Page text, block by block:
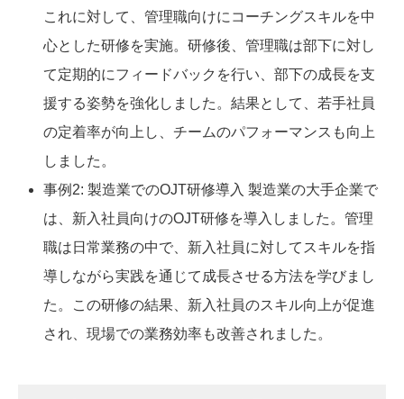
これに対して、管理職向けにコーチングスキルを中
心とした研修を実施。研修後、管理職は部下に対し
て定期的にフィードバックを行い、部下の成長を支
援する姿勢を強化しました。結果として、若手社員
の定着率が向上し、チームのパフォーマンスも向上
しました。
事例2: 製造業でのOJT研修導入 製造業の大手企業で
は、新入社員向けのOJT研修を導入しました。管理
職は日常業務の中で、新入社員に対してスキルを指
導しながら実践を通じて成長させる方法を学びまし
た。この研修の結果、新入社員のスキル向上が促進
され、現場での業務効率も改善されました。